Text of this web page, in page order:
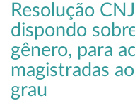
Resolução
dispondo
gênero, para
magistradas
grau